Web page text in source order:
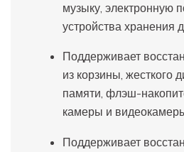
музыку, электронную
устройства хранения
Поддерживает
из корзины, жесткого
памяти, флэш-
камеры и
Поддерживает